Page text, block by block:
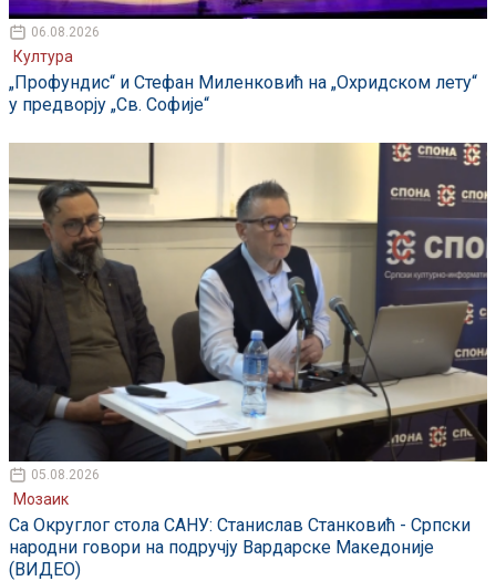
06.08.2026
Култура
„Профундис“ и Стефан Миленковић на „Охридском лету“
у предворју „Св. Софије“
05.08.2026
Мозаик
Са Округлог стола САНУ: Станислав Станковић - Српски
народни говори на подручју Вардарске Македоније
(ВИДЕО)